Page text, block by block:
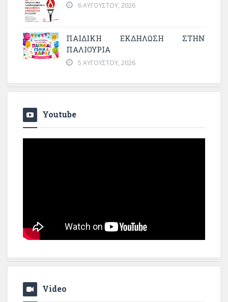
6 ΑΥΓΟΎΣΤΟΥ, 2026
ΠΑΙΔΙΚΗ ΕΚΔΗΛΩΣΗ ΣΤΗΝ
ΠΑΛΙΟΥΡΙΑ
5 ΑΥΓΟΎΣΤΟΥ, 2026
Youtube
Video